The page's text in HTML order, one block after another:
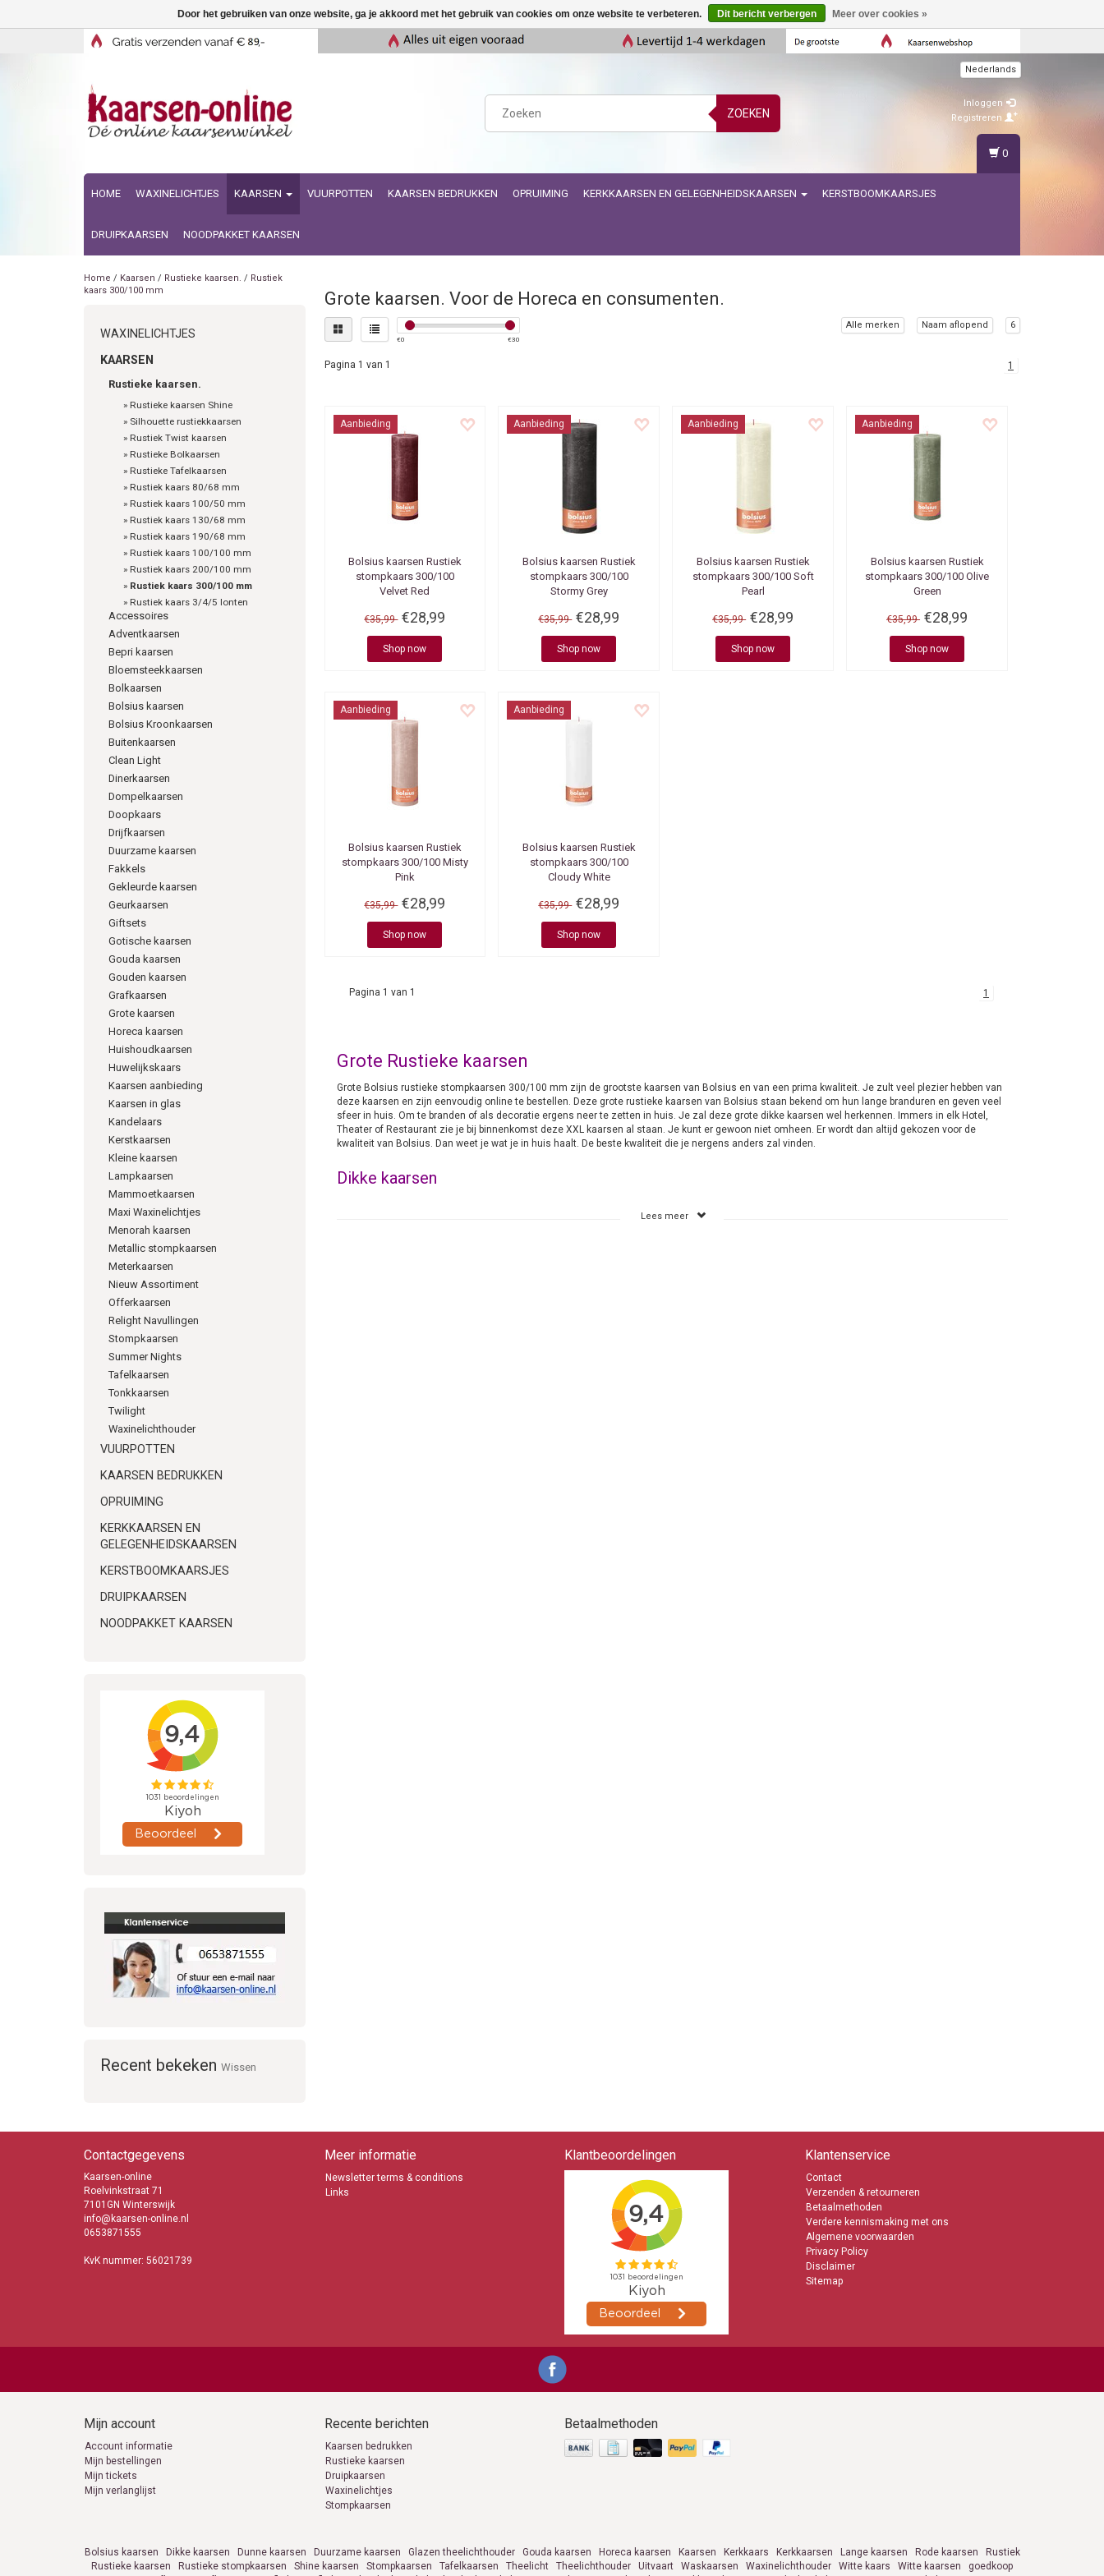
ZOEKEN
Nederlands
Inloggen
Registreren
HOME WAXINELICHTJES KAARSEN VUURPOTTEN KAARSEN BEDRUKKEN OPRUIMING KERKKAARSEN EN GELEGENHEIDSKAARSEN KERSTBOOMKAARSJES
DRUIPKAARSEN NOODPAKKET KAARSEN
0
Home / Kaarsen / Rustieke kaarsen. / Rustiek
kaars 300/100 mm
WAXINELICHTJES
KAARSEN
Rustieke kaarsen.
» Rustieke kaarsen Shine
» Silhouette rustiekkaarsen
» Rustiek Twist kaarsen
» Rustieke Bolkaarsen
» Rustieke Tafelkaarsen
» Rustiek kaars 80/68 mm
» Rustiek kaars 100/50 mm
» Rustiek kaars 130/68 mm
» Rustiek kaars 190/68 mm
» Rustiek kaars 100/100 mm
» Rustiek kaars 200/100 mm
» Rustiek kaars 300/100 mm
» Rustiek kaars 3/4/5 lonten
Accessoires
Adventkaarsen
Bepri kaarsen
Bloemsteekkaarsen
Bolkaarsen
Bolsius kaarsen
Bolsius Kroonkaarsen
Buitenkaarsen
Clean Light
Dinerkaarsen
Dompelkaarsen
Doopkaars
Drijfkaarsen
Duurzame kaarsen
Fakkels
Gekleurde kaarsen
Geurkaarsen
Giftsets
Gotische kaarsen
Gouda kaarsen
Gouden kaarsen
Grafkaarsen
Grote kaarsen
Horeca kaarsen
Huishoudkaarsen
Huwelijkskaars
Kaarsen aanbieding
Kaarsen in glas
Kandelaars
Kerstkaarsen
Kleine kaarsen
Lampkaarsen
Mammoetkaarsen
Maxi Waxinelichtjes
Menorah kaarsen
Metallic stompkaarsen
Meterkaarsen
Nieuw Assortiment
Offerkaarsen
Relight Navullingen
Stompkaarsen
Summer Nights
Tafelkaarsen
Tonkkaarsen
Twilight
Waxinelichthouder
VUURPOTTEN
KAARSEN BEDRUKKEN
OPRUIMING
KERKKAARSEN EN
GELEGENHEIDSKAARSEN
KERSTBOOMKAARSJES
DRUIPKAARSEN
NOODPAKKET KAARSEN
Recent bekeken Wissen
Grote kaarsen. Voor de Horeca en consumenten.
€0 €30
Alle merken Naam aflopend 6
Pagina 1 van 1 1
Aanbieding
Bolsius kaarsen Rustiek
stompkaars 300/100
Velvet Red
€35,99 €28,99
Shop now
Aanbieding
Bolsius kaarsen Rustiek
stompkaars 300/100
Stormy Grey
€35,99 €28,99
Shop now
Aanbieding
Bolsius kaarsen Rustiek
stompkaars 300/100 Soft
Pearl
€35,99 €28,99
Shop now
Aanbieding
Bolsius kaarsen Rustiek
stompkaars 300/100 Olive
Green
€35,99 €28,99
Shop now
Aanbieding
Bolsius kaarsen Rustiek
stompkaars 300/100 Misty
Pink
€35,99 €28,99
Shop now
Aanbieding
Bolsius kaarsen Rustiek
stompkaars 300/100
Cloudy White
€35,99 €28,99
Shop now
Pagina 1 van 1 1
Grote Rustieke kaarsen
Grote Bolsius rustieke stompkaarsen 300/100 mm zijn de grootste kaarsen van Bolsius en van een prima kwaliteit. Je zult veel plezier hebben van
deze kaarsen en zijn eenvoudig online te bestellen. Deze grote rustieke kaarsen van Bolsius staan bekend om hun lange branduren en geven veel
sfeer in huis. Om te branden of als decoratie ergens neer te zetten in huis. Je zal deze grote dikke kaarsen wel herkennen. Immers in elk Hotel,
Theater of Restaurant zie je bij binnenkomst deze XXL kaarsen al staan. Je kunt er gewoon niet omheen. Er wordt dan altijd gekozen voor de
kwaliteit van Bolsius. Dan weet je wat je in huis haalt. De beste kwaliteit die je nergens anders zal vinden.
Dikke kaarsen
je zult er altijd succes mee hebben wanneer de kaarsen worden aangestoken tijdens een gezellig samenzijn met familie of vrienden. De 200
Lees meer
Contactgegevens
Kaarsen-online
Roelvinkstraat 71
7101GN Winterswijk
info@kaarsen-online.nl
0653871555
KvK nummer: 56021739
Meer informatie
Newsletter terms & conditions
Links
Klantbeoordelingen Klantenservice
Contact
Verzenden & retourneren
Betaalmethoden
Verdere kennismaking met ons
Algemene voorwaarden
Privacy Policy
Disclaimer
Sitemap
Mijn account
Account informatie
Mijn bestellingen
Mijn tickets
Mijn verlanglijst
Recente berichten
Kaarsen bedrukken
Rustieke kaarsen
Druipkaarsen
Waxinelichtjes
Stompkaarsen
Betaalmethoden
Bolsius kaarsen Dikke kaarsen Dunne kaarsen Duurzame kaarsen Glazen theelichthouder Gouda kaarsen Horeca kaarsen Kaarsen Kerkkaars Kerkkaarsen Lange kaarsen Rode kaarsen
Rustiek
Rustieke kaarsen
Rustieke stompkaarsen Shine kaarsen Stompkaarsen Tafelkaarsen Theelicht Theelichthouder Uitvaart Waskaarsen Waxinelichthouder Witte kaars Witte kaarsen
goedkoop
Door het gebruiken van onze website, ga je akkoord met het gebruik van cookies om onze website te verbeteren. Dit bericht verbergen Meer over cookies »